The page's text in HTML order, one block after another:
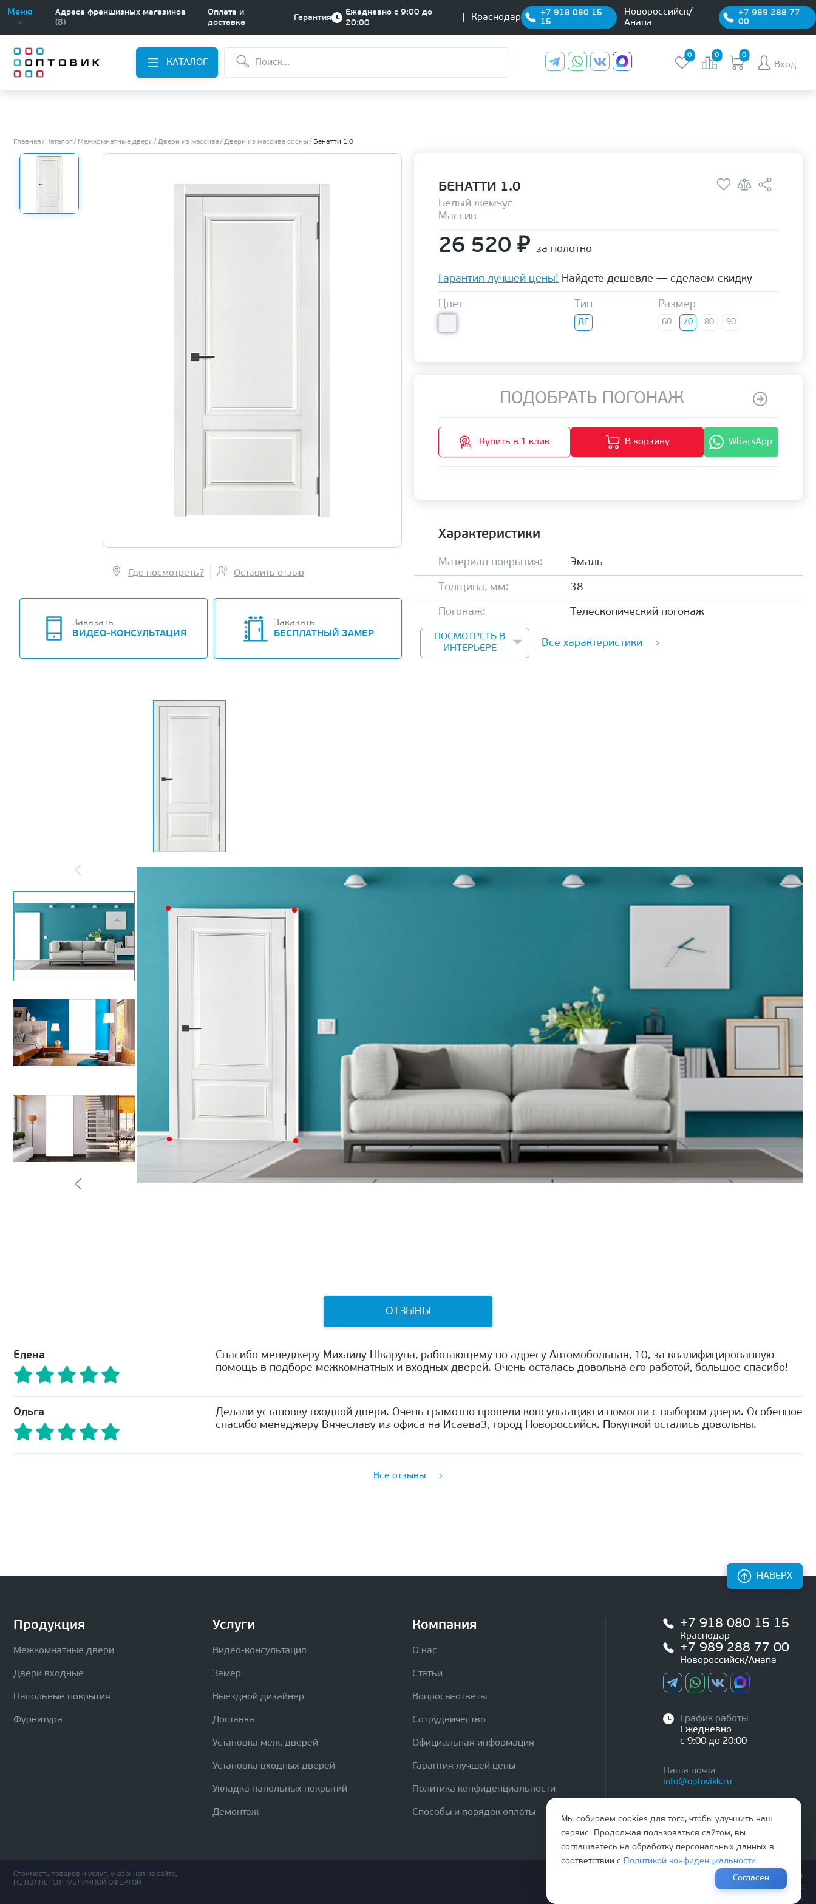
Меню
Адреса франшизных магазинов
(8)
Оплата и
доставка
Гарантия
Ежедневно с 9:00 до
20:00
Краснодар
+7 918 080 15
15
Новороссийск/
Анапа
+7 989 288 77
00
КАТАЛОГ
0 0 0
Вход
Главная Каталог Межкомнатные двери Двери из массива Двери из массива сосны Бенатти 1.0
Где посмотреть? Оставить отзыв
Заказать
ВИДЕО-КОНСУЛЬТАЦИЯ
Заказать
БЕСПЛАТНЫЙ ЗАМЕР
БЕНАТТИ 1.0
Белый жемчуг
Массив
26 520 ₽ за полотно
Гарантия лучшей цены! Найдете дешевле — сделаем скидку
Цвет Тип
ДГ
Размер
60 70 80 90
ПОДОБРАТЬ ПОГОНАЖ
Купить в 1 клик В корзину WhatsApp
Характеристики
Материал покрытия: Эмаль
Толщина, мм: 38
Погонаж: Телескопический погонаж
ПОСМОТРЕТЬ В
ИНТЕРЬЕРЕ
Все характеристики
ОТЗЫВЫ
Елена
Спасибо менеджеру Михаилу Шкарупа, работающему по адресу Автомобольная, 10, за квалифицированную
помощь в подборе межкомнатных и входных дверей. Очень осталась довольна его работой, большое спасибо!
Ольга
Делали установку входной двери. Очень грамотно провели консультацию и помогли с выбором двери. Особенное
спасибо менеджеру Вячеславу из офиса на Исаева3, город Новороссийск. Покупкой остались довольны.
Все отзывы
Продукция
Межкомнатные двери
Двери входные
Напольные покрытия
Фурнитура
Услуги
Видео-консультация
Замер
Выездной дизайнер
Доставка
Установка меж. дверей
Установка входных дверей
Укладка напольных покрытий
Демонтаж
Компания
О нас
Статьи
Вопросы-ответы
Сотрудничество
Официальная информация
Гарантия лучшей цены
Политика конфиденциальности
Способы и порядок оплаты
+7 918 080 15 15
Краснодар
+7 989 288 77 00
Новороссийск/Анапа
График работы
Ежедневно
с 9:00 до 20:00
Наша почта
info@optovikk.ru
НАВЕРХ
Стоимость товаров и услуг, указанная на сайте,
НЕ ЯВЛЯЕТСЯ ПУБЛИЧНОЙ ОФЕРТОЙ
Правила эксплутации входных и межкомнатных дверей
Политика обработки персональных данных
Согласие на обработку персональных данных
Мы собираем cookies для того, чтобы улучшить наш
сервис. Продолжая пользоваться сайтом, вы
соглашаетесь на обработку персональных данных в
соответствии с
Политикой конфиденциальности.
Согласен